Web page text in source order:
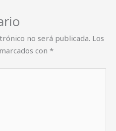
no será publicada. Los
con *